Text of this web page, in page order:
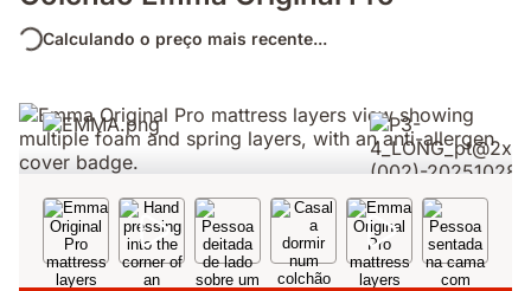
Calculando o preço mais recente...